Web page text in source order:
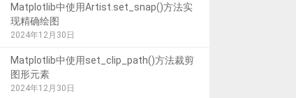
Matplotlib中使用Artist.set_snap()方法实
现精确绘图
2024年12月30日
Matplotlib中使用set_clip_path()方法裁剪
图形元素
2024年12月30日